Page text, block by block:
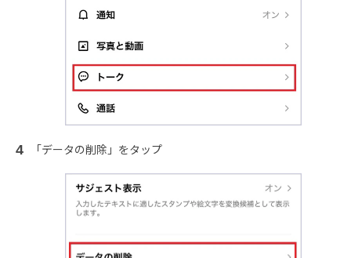
「データの削除」をタップ